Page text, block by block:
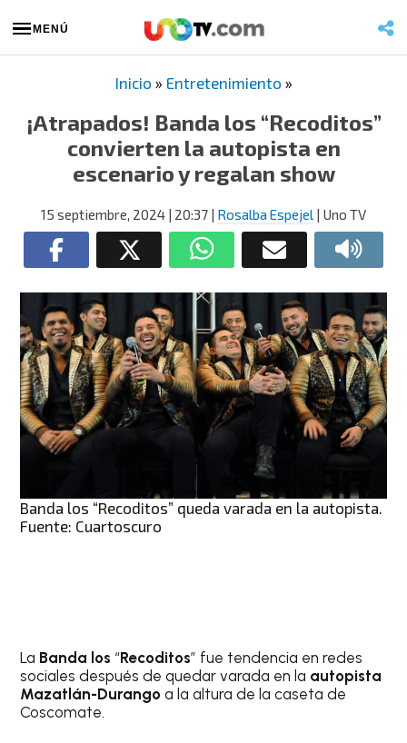
MENÚ
Inicio » Entretenimiento »
¡Atrapados! Banda los “Recoditos”
convierten la autopista en
escenario y regalan show
15 septiembre, 2024 | 20:37 | Rosalba Espejel | Uno TV
Banda los “Recoditos” queda varada en la autopista.
Fuente: Cuartoscuro
La Banda los “Recoditos” fue tendencia en redes
sociales después de quedar varada en la autopista
Mazatlán-Durango a la altura de la caseta de
Coscomate.